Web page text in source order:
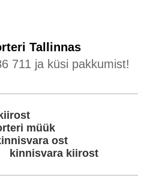
Tallinnas
711 ja küsi pakkumist!
müük
ost
kinnisvara kiirost